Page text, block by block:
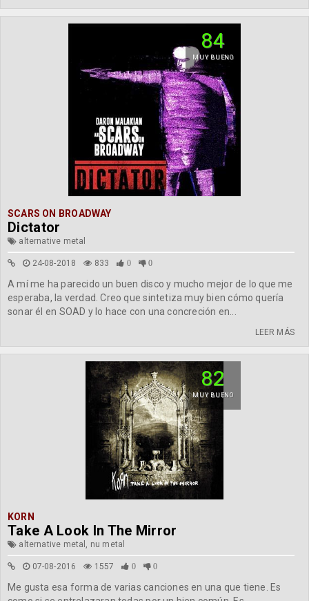
84
MUY BUENO
SCARS ON BROADWAY
Dictator
alternative metal
24-08-2018 833 0 0
A mí me ha parecido un buen disco y mucho mejor de lo que me
esperaba, la verdad. Creo que sintetiza muy bien cómo quería
sonar él en SOAD y lo hace con una concreción en...
LEER MÁS
82
MUY BUENO
KORN
Take A Look In The Mirror
alternative metal, nu metal
07-08-2016 1557 0 0
Me gusta esa forma de varias canciones en una que tiene. Es